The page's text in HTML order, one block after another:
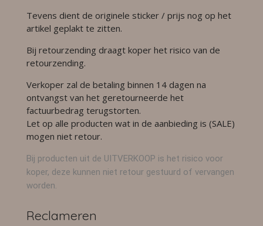
Tevens dient de originele sticker / prijs nog op het
artikel geplakt te zitten.
Bij retourzending draagt koper het risico van de
retourzending.
Verkoper zal de betaling binnen 14 dagen na
ontvangst van het geretourneerde het
factuurbedrag terugstorten.
Let op alle producten wat in de aanbieding is (SALE)
mogen niet retour.
Bij producten uit de UITVERKOOP is het risico voor
koper, deze kunnen niet retour gestuurd of vervangen
worden.
Reclameren